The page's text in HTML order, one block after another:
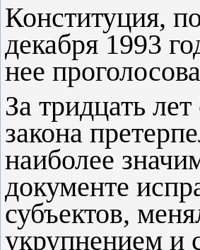
Конституция,
декабря 1993
нее
За тридцать
закона
наиболее
документе
субъектов,
укрупнением и